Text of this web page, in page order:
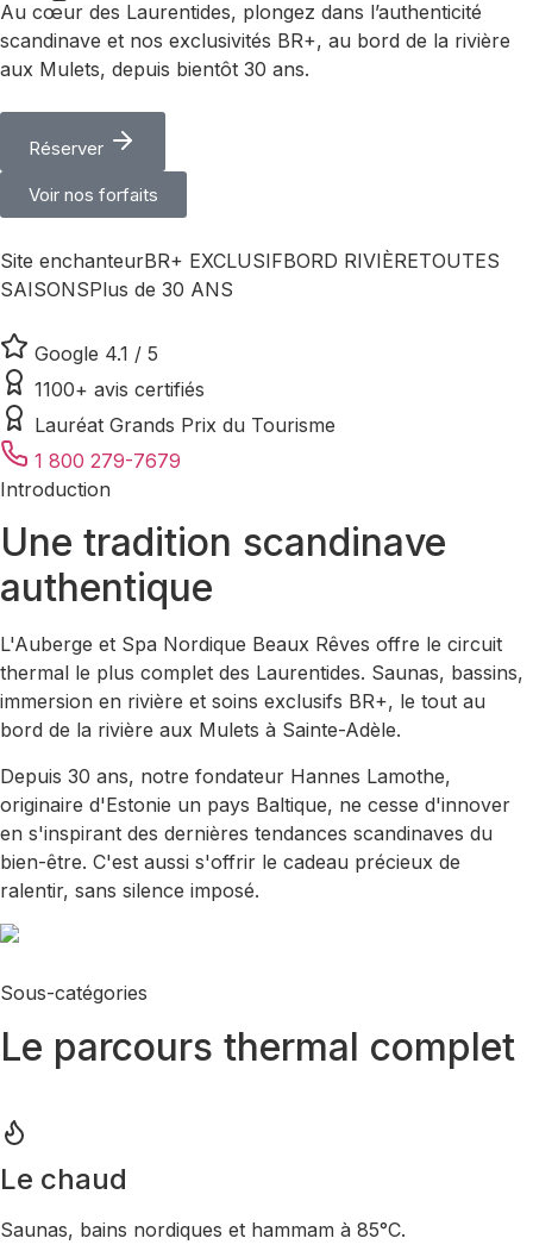
Au cœur des Laurentides, plongez dans l’authenticité
scandinave et nos exclusivités BR+, au bord de la rivière
aux Mulets, depuis bientôt 30 ans.
Réserver
Voir nos forfaits
Site enchanteurBR+ EXCLUSIFBORD RIVIÈRETOUTES
SAISONSPlus de 30 ANS
Google 4.1 / 5
1100+ avis certifiés
Lauréat Grands Prix du Tourisme
1 800 279-7679
Introduction
Une tradition scandinave
authentique
L'Auberge et Spa Nordique Beaux Rêves offre le circuit
thermal le plus complet des Laurentides. Saunas, bassins,
immersion en rivière et soins exclusifs BR+, le tout au
bord de la rivière aux Mulets à Sainte-Adèle.
Depuis 30 ans, notre fondateur Hannes Lamothe,
originaire d'Estonie un pays Baltique, ne cesse d'innover
en s'inspirant des dernières tendances scandinaves du
bien-être. C'est aussi s'offrir le cadeau précieux de
ralentir, sans silence imposé.
Sous-catégories
Le parcours thermal complet
Le chaud
Saunas, bains nordiques et hammam à 85°C.